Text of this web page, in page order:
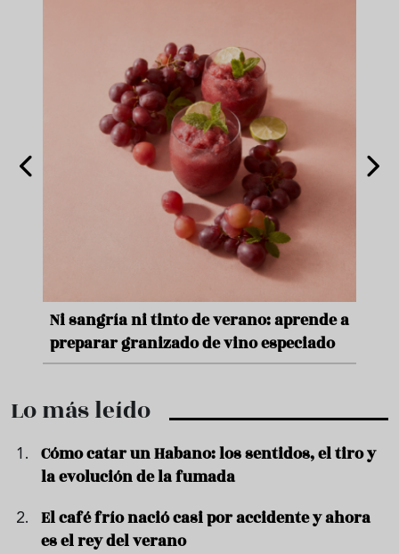
Ni sangría ni tinto de verano: aprende a
preparar granizado de vino especiado
Lo más leído
Cómo catar un Habano: los sentidos, el tiro y
la evolución de la fumada
El café frío nació casi por accidente y ahora
es el rey del verano